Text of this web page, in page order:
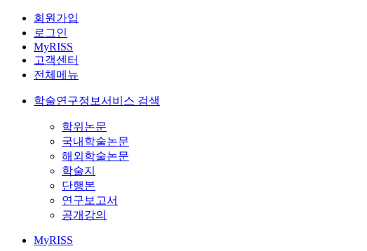
회원가입
로그인
MyRISS
고객센터
전체메뉴
학술연구정보서비스 검색
학위논문
국내학술논문
해외학술논문
학술지
단행본
연구보고서
공개강의
MyRISS